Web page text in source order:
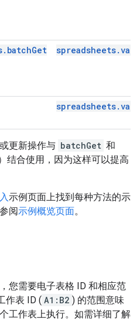
更新操作与 batchGet 和
结合使用，因为这样可以提高
示例页面上找到每种方法的示
阅示例概览页面。
您需要电子表格 ID 和相应范
作表 ID ( A1:B2 ) 的范围意味
工作表上执行。如需详细了解